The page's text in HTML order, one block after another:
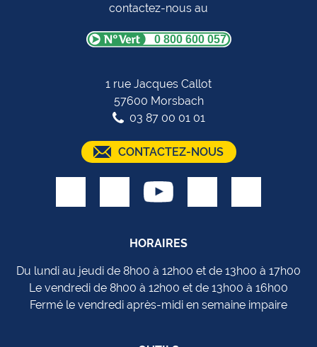
contactez-nous au
0 800 600 057
1 rue Jacques Callot
57600 Morsbach
03 87 00 01 01
CONTACTEZ-NOUS
HORAIRES
Du lundi au jeudi de 8h00 à 12h00 et de 13h00 à 17h00
Le vendredi de 8h00 à 12h00 et de 13h00 à 16h00
Fermé le vendredi après-midi en semaine impaire